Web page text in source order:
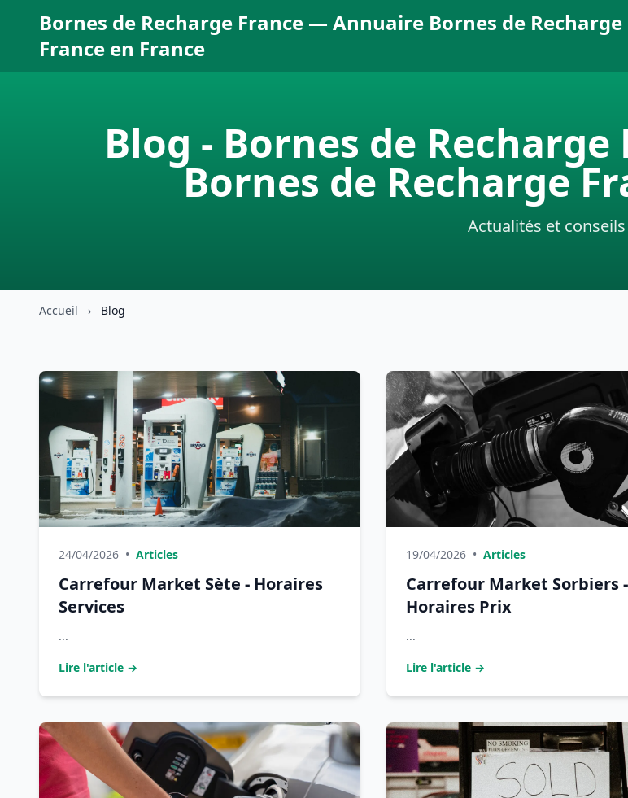
Bornes de Recharge France — Annuaire Bornes de Recharge
France en France
Blog - Bornes de
Bornes de Recharge
Actualités et conseils
Accueil › Blog
24/04/2026 • Articles
Carrefour Market Sète - Horaires
Services
...
Lire l'article →
19/04/2026 • Articles
Carrefour Market Sorbiers -
Horaires Prix
...
Lire l'article →